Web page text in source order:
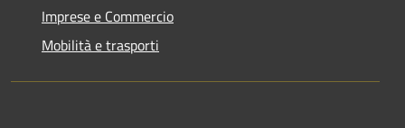
Imprese e Commercio
Mobilità e trasporti